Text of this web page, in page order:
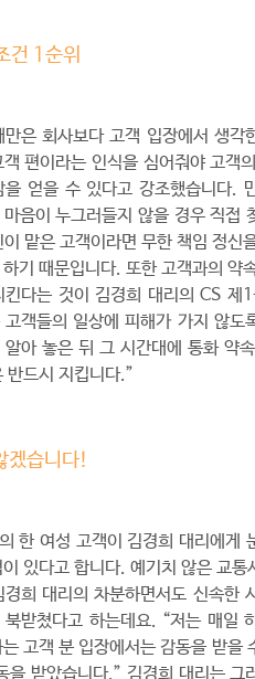
건 1순위
은 회사보다 고객 입장에서 생각
편이라는 인식을 심어줘야 고객
을 얻을 수 있다고 강조했습니다.
음이 누그러들지 않을 경우 직접
맡은 고객이라면 무한 책임 정신
기 때문입니다. 또한 고객과의 약
킨다는 것이 김경희 대리의 CS 제
고객들의 일상에 피해가 가지 않도
알아 놓은 뒤 그 시간대에 통화 약
반드시 지킵니다.”
겠습니다!
한 여성 고객이 김경희 대리에게
있다고 합니다. 예기치 않은 교통
경희 대리의 차분하면서도 신속한
받쳤다고 하는데요. “저는 매일
고객 분 입장에서는 감동을 받을
을 받았습니다.” 김경희 대리는 그